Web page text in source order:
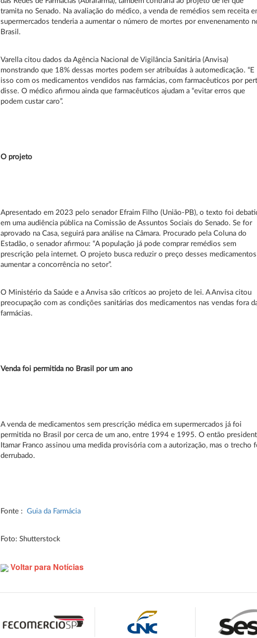
tramita no Senado. Na avaliação do médico, a venda de remédios sem receita
supermercados tenderia a aumentar o número de mortes por envenenamento
Brasil.
Varella citou dados da Agência Nacional de Vigilância Sanitária (Anvisa)
monstrando que 18% dessas mortes podem ser atribuídas à automedicação. “E
isso com os medicamentos vendidos nas farmácias, com farmacêuticos por
disse. O médico afirmou ainda que farmacêuticos ajudam a “evitar erros que
podem custar caro”.
O projeto
Apresentado em 2023 pelo senador Efraim Filho (União-PB), o texto foi
em uma audiência pública na Comissão de Assuntos Sociais do Senado. Se for
aprovado na Casa, seguirá para análise na Câmara. Procurado pela Coluna do
Estadão, o senador afirmou: “A população já pode comprar remédios sem
prescrição pela internet. O projeto busca reduzir o preço desses
aumentar a concorrência no setor”.
O Ministério da Saúde e a Anvisa são críticos ao projeto de lei. A Anvisa citou
preocupação com as condições sanitárias dos medicamentos nas vendas fora
farmácias.
Venda foi permitida no Brasil por um ano
A venda de medicamentos sem prescrição médica em supermercados já foi
permitida no Brasil por cerca de um ano, entre 1994 e 1995. O então
Itamar Franco assinou uma medida provisória com a autorização, mas o trecho
derrubado.
Fonte :Guia da Farmácia
Foto: Shutterstock
Voltar para Notícias